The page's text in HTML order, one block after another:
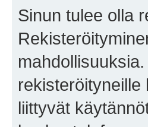
Sinun tulee olla
rekisteröityneille
liittyvät